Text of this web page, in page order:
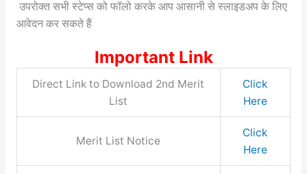
उपरोक्त सभी स्टेप्स को फॉलो करके आप आसानी से स्लाइडअप के लिए
आवेदन कर सकते हैं
Important Link
Direct Link to Download 2nd Merit
List
Click
Here
Merit List Notice
Click
Here